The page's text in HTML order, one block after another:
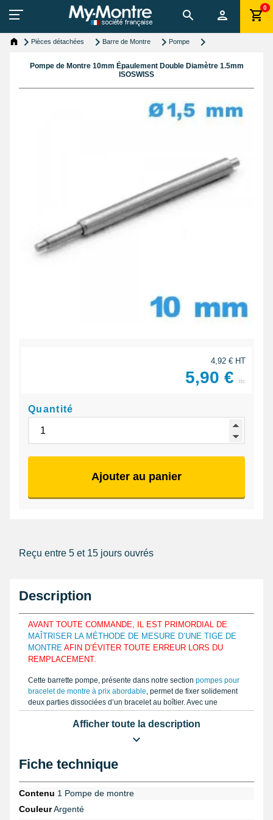
0
Pièces détachées Barre de Montre Pompe
Pompe de Montre 10mm Épaulement Double Diamètre 1.5mm
ISOSWISS
4,92 € HT
5,90 € ttc
Quantité
Ajouter au panier
Reçu entre 5 et 15 jours ouvrés
Description
AVANT TOUTE COMMANDE, IL EST PRIMORDIAL DE
MAÎTRISER LA MÉTHODE DE MESURE D’UNE TIGE DE
MONTRE AFIN D’ÉVITER TOUTE ERREUR LORS DU
REMPLACEMENT.
Cette barrette pompe, présente dans notre section pompes pour
bracelet de montre à prix abordable, permet de fixer solidement
deux parties dissociées d’un bracelet au boîtier. Avec une
longueur de 10 mm, elle convient parfaitement pour un
remplacement simple et fiable. Sa finition argentée alliée à une
épaisseur standard de 1,5 mm garantit un assemblage robuste et
interne qui pousse les extrémités, ajustable uniquement d’un côté
grâce à son design téléscopique, ce qui assure un maintien
fabriqué en acier inoxydable de qualité ISOSWISS en Suisse,
Afficher toute la description
Fiche technique
Contenu 1 Pompe de montre
CouleurArgenté